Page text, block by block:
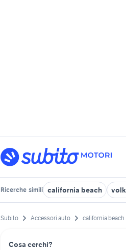
Ricerche simili california beach
Subito Accessori auto california beach
Cosa cerchi?